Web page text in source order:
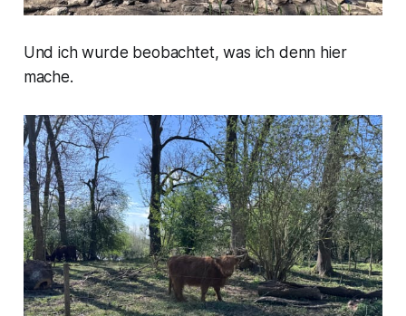
Und ich wurde beobachtet, was ich denn hier
mache.